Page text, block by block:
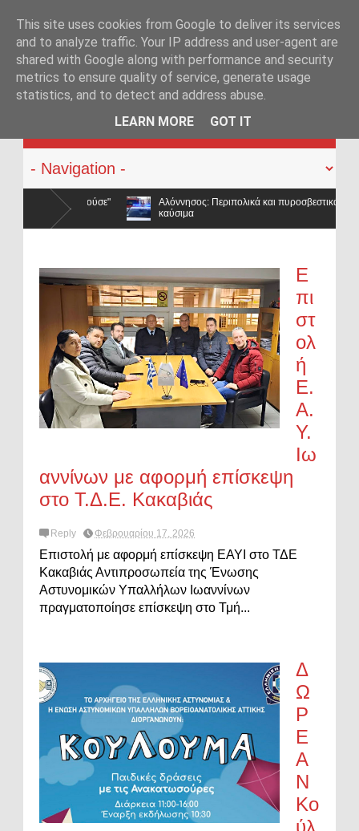
KATEHACKER
Αλόννησος: Περιπολικά και πυροσβεστικά ταξιδεύουν στη Σκόπελο για να βάλουν
Ε
πι
στ
ολ
ή
Ε.
Α.
Υ.
Ιω
αννίνων με αφορμή επίσκεψη
στο Τ.Δ.Ε. Κακαβιάς
Reply Φεβρουαρίου 17, 2026
Επιστολή με αφορμή επίσκεψη ΕΑΥΙ στο ΤΔΕ
Κακαβιάς Αντιπροσωπεία της Ένωσης
Αστυνομικών Υπαλλήλων Ιωαννίνων
πραγματοποίησε επίσκεψη στο Τμή...
Δ
Ω
Ρ
Ε
Α
Ν
Κο
This site uses cookies from Google to deliver its services
and to analyze traffic. Your IP address and user-agent are
shared with Google along with performance and security
metrics to ensure quality of service, generate usage
statistics, and to detect and address abuse.
LEARN MORE
GOT IT